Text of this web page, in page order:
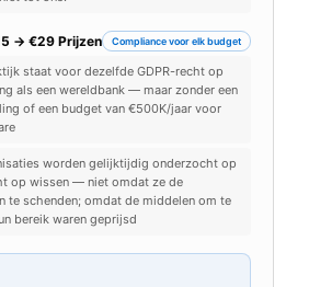
→ €29 Prijzen Compliance voor elk budget
staat voor dezelfde GDPR-recht op
als een wereldbank — maar zonder een
of een budget van €500K/jaar voor
worden gelijktijdig onderzocht op
op wissen — niet omdat ze de
te schenden; omdat de middelen om te
bereik waren geprijsd